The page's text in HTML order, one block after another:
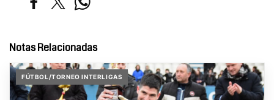
Notas Relacionadas
FÚTBOL/TORNEO INTERLIGAS